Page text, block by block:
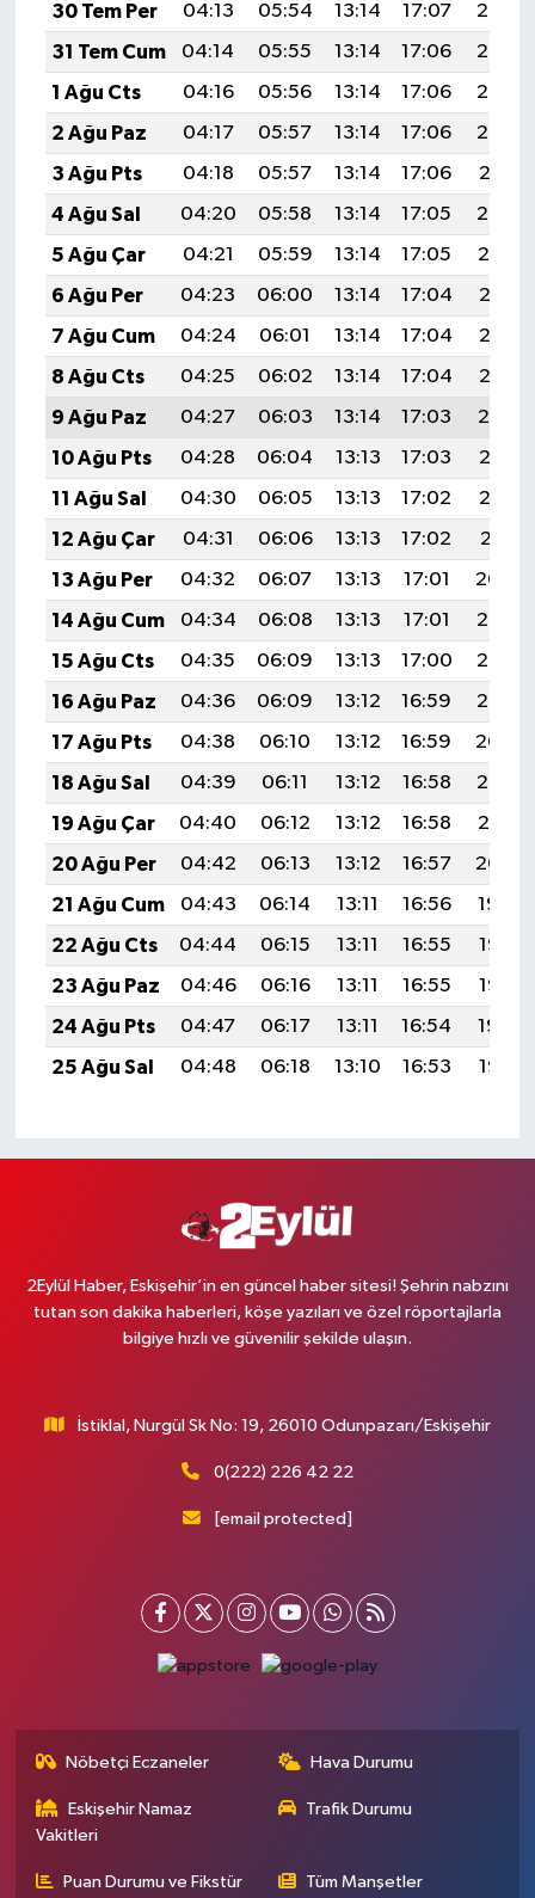
30 Tem Per
04:13 05:54 13:14 17:07
20:25
31 Tem Cum
04:14 05:55 13:14 17:06
20:24
1 Ağu Cts
04:16 05:56 13:14 17:06
20:23
2 Ağu Paz
04:17 05:57 13:14 17:06
20:22
3 Ağu Pts
04:18 05:57 13:14 17:06
20:21
4 Ağu Sal
04:20 05:58 13:14 17:05
20:20
5 Ağu Çar
04:21 05:59 13:14 17:05
20:19
6 Ağu Per
04:23 06:00 13:14 17:04
20:18
7 Ağu Cum
04:24 06:01 13:14 17:04
20:17
8 Ağu Cts
04:25 06:02 13:14 17:04
20:15
9 Ağu Paz
04:27 06:03 13:14 17:03
20:14
10 Ağu Pts
04:28 06:04 13:13 17:03
20:13
11 Ağu Sal
04:30 06:05 13:13 17:02
20:12
12 Ağu Çar
04:31 06:06 13:13 17:02
20:11
13 Ağu Per
04:32 06:07 13:13 17:01
20:09
14 Ağu Cum
04:34 06:08 13:13 17:01
20:08
15 Ağu Cts
04:35 06:09 13:13 17:00
20:07
16 Ağu Paz
04:36 06:09 13:12 16:59
20:05
17 Ağu Pts
04:38 06:10 13:12 16:59
20:04
18 Ağu Sal
04:39 06:11 13:12 16:58
20:03
19 Ağu Çar
04:40 06:12 13:12 16:58
20:01
20 Ağu Per
04:42 06:13 13:12 16:57
20:00
21 Ağu Cum
04:43 06:14 13:11 16:56
19:59
22 Ağu Cts
04:44 06:15 13:11 16:55
19:57
23 Ağu Paz
04:46 06:16 13:11 16:55
19:56
24 Ağu Pts
04:47 06:17 13:11 16:54
19:54
25 Ağu Sal
04:48 06:18 13:10 16:53 19:53
2Eylül Haber, Eskişehir’in en güncel haber sitesi! Şehrin nabzını
tutan son dakika haberleri, köşe yazıları ve özel röportajlarla
bilgiye hızlı ve güvenilir şekilde ulaşın.
İstiklal, Nurgül Sk No: 19, 26010 Odunpazarı/Eskişehir
0(222) 226 42 22
[email protected]
Nöbetçi Eczaneler Hava Durumu
Eskişehir Namaz
Vakitleri
Trafik Durumu
Puan Durumu ve Fikstür Tüm Manşetler